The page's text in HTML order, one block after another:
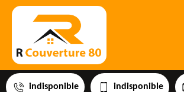
indisponible indisponible